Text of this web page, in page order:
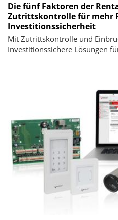
Die fünf Faktoren der
Zutrittskontrolle für mehr
Investitionssicherheit
Mit Zutrittskontrolle und
Investitionssichere Lösungen